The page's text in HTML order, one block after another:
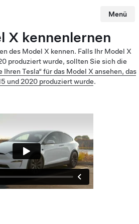
Menü
X kennenlernen
des Model X kennen. Falls Ihr Model X
produziert wurde, sollten Sie sich die
Ihren Tesla“ für das Model X ansehen, das
und 2020 produziert wurde.